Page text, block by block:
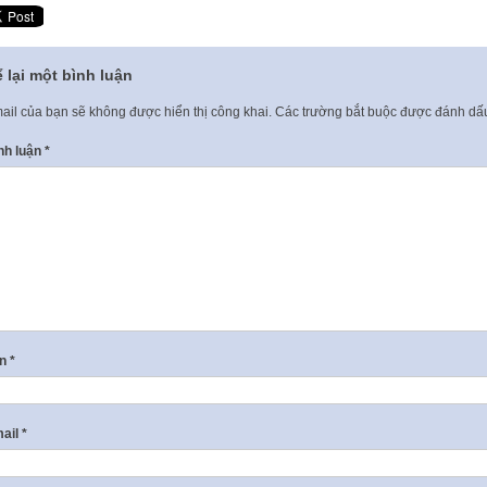
lại một bình luận
của bạn sẽ không được hiển thị công khai. Các trường bắt buộc được đánh
luận *
*
*